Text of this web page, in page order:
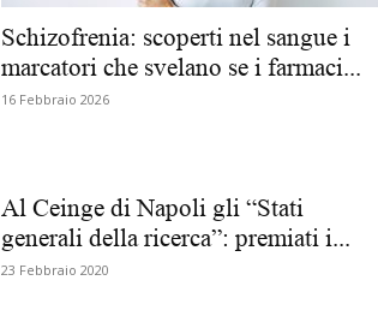
Schizofrenia: scoperti nel sangue i
marcatori che svelano se i farmaci...
16 Febbraio 2026
Al Ceinge di Napoli gli “Stati
generali della ricerca”: premiati i...
23 Febbraio 2020